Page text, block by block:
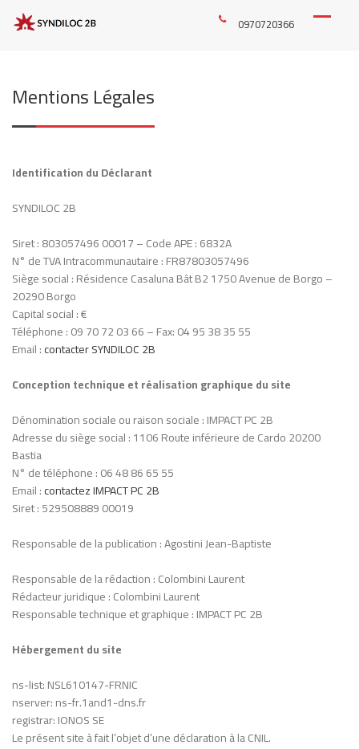
L
O
C
2
B
0970720366
Mentions Légales
Identification du Déclarant
SYNDILOC 2B
Siret : 803057496 00017 – Code APE : 6832A
N° de TVA Intracommunautaire : FR87803057496
Siège social : Résidence Casaluna Bât B2 1750 Avenue de Borgo –
20290 Borgo
Capital social : €
Téléphone : 09 70 72 03 66 – Fax: 04 95 38 35 55
Email :contacter SYNDILOC 2B
Conception technique et réalisation graphique du site
Dénomination sociale ou raison sociale : IMPACT PC 2B
Adresse du siège social : 1106 Route inférieure de Cardo 20200
Bastia
N° de téléphone : 06 48 86 65 55
Email :contactez IMPACT PC 2B
Siret : 529508889 00019
Responsable de la publication : Agostini Jean-Baptiste
Responsable de la rédaction : Colombini Laurent
Rédacteur juridique : Colombini Laurent
Responsable technique et graphique : IMPACT PC 2B
Hébergement du site
ns-list: NSL610147-FRNIC
nserver: ns-fr.1and1-dns.fr
registrar: IONOS SE
Le présent site à fait l’objet d’une déclaration à la CNIL.